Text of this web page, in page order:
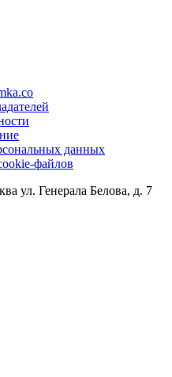
данных
файлов
ул. Генерала Белова, д. 7